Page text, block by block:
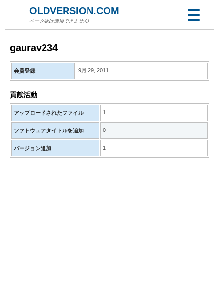
OLDVERSION.COM
ベータ版は使用できません!
gaurav234
会員登録 9月 29, 2011
貢献活動
アップロードされたファイル 1
ソフトウェアタイトルを追加 0
バージョン追加 1